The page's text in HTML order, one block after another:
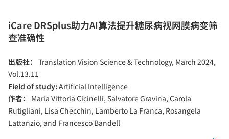
iCare DRSplus助力AI算法提升糖尿病视网膜病变筛
查准确性
出版社： Translation Vision Science & Technology, March 2024,
Vol.13.11
Field of study:Artificial Intelligence
作者：
Maria Vittoria Cicinelli, Salvatore Gravina, Carola
Rutigliani, Lisa Checchin, Lamberto La Franca, Rosangela
Lattanzio, and Francesco Bandell